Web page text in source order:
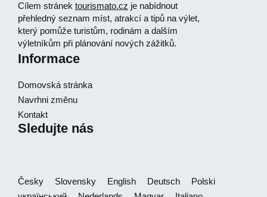
Cílem stránek tourismato.cz je nabídnout
přehledný seznam míst, atrakcí a tipů na výlet,
který pomůže turistům, rodinám a dalším
výletníkům při plánování nových zážitků.
Informace
Domovská stránka
Navrhni změnu
Kontakt
Sledujte nás
Česky Slovensky English Deutsch
Polski